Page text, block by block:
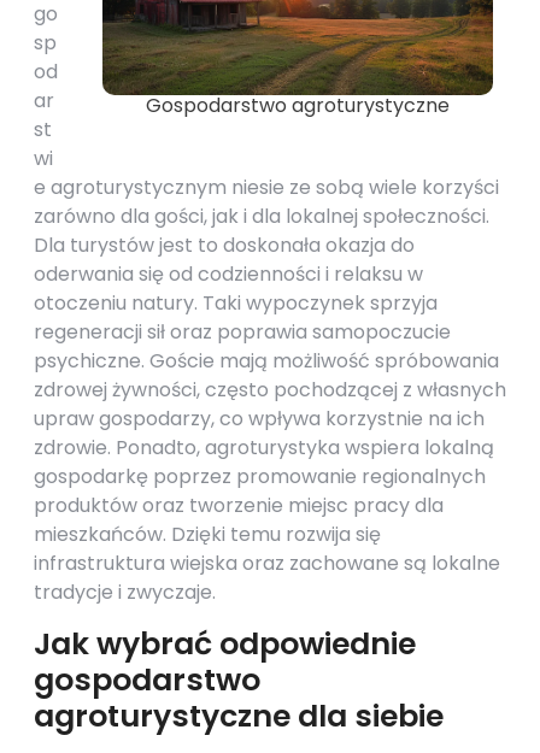
Gospodarstwo agroturystyczne
go
sp
od
ar
st
wi
e agroturystycznym niesie ze sobą wiele korzyści
zarówno dla gości, jak i dla lokalnej społeczności.
Dla turystów jest to doskonała okazja do
oderwania się od codzienności i relaksu w
otoczeniu natury. Taki wypoczynek sprzyja
regeneracji sił oraz poprawia samopoczucie
psychiczne. Goście mają możliwość spróbowania
zdrowej żywności, często pochodzącej z własnych
upraw gospodarzy, co wpływa korzystnie na ich
zdrowie. Ponadto, agroturystyka wspiera lokalną
gospodarkę poprzez promowanie regionalnych
produktów oraz tworzenie miejsc pracy dla
mieszkańców. Dzięki temu rozwija się
infrastruktura wiejska oraz zachowane są lokalne
tradycje i zwyczaje.
Jak wybrać odpowiednie
gospodarstwo
agroturystyczne dla siebie